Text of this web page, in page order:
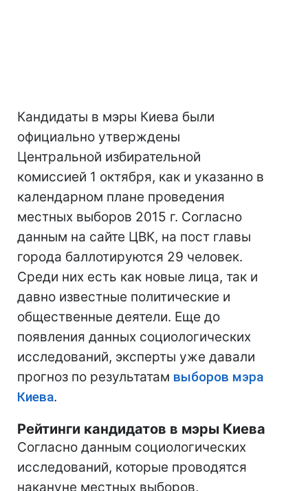
Кандидаты в мэры Киева были
официально утверждены
Центральной избирательной
комиссией 1 октября, как и указанно в
календарном плане проведения
местных выборов 2015 г. Согласно
данным на сайте ЦВК, на пост главы
города баллотируются 29 человек.
Среди них есть как новые лица, так и
давно известные политические и
общественные деятели. Еще до
появления данных социологических
исследований, эксперты уже давали
прогноз по результатам выборов мэра
Киева.
Рейтинги кандидатов в мэры Киева
Согласно данным социологических
исследований, которые проводятся
накануне местных выборов,